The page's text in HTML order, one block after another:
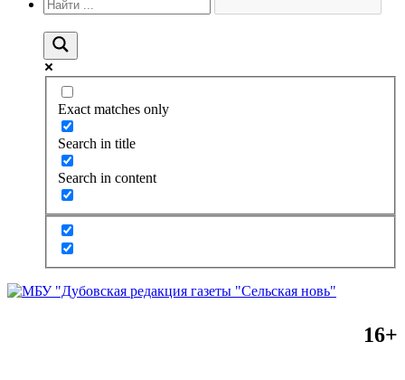
Exact matches only
Search in title
Search in content
16+